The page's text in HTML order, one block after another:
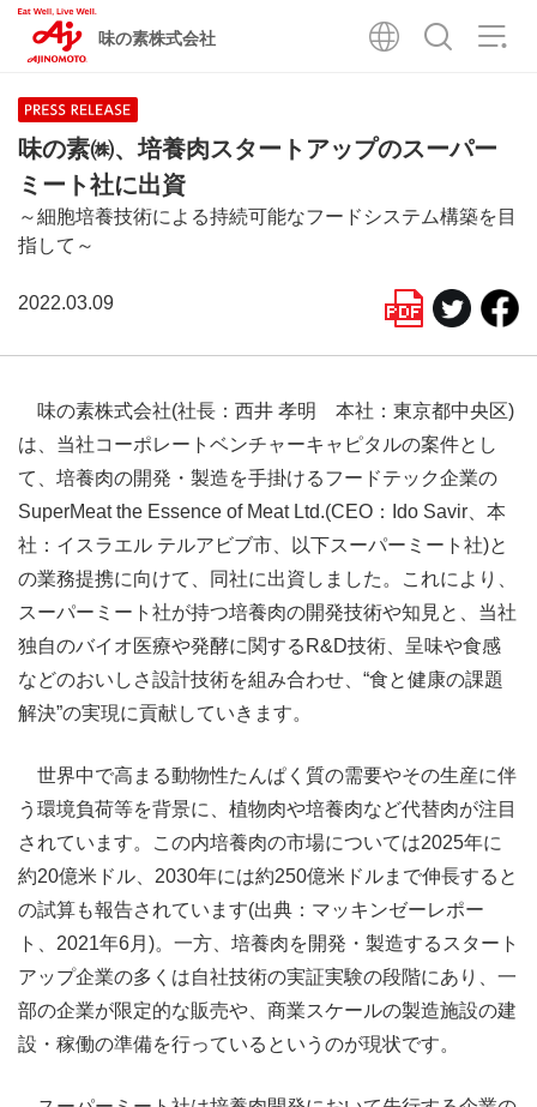
味の素株式会社
味の素㈱、培養肉スタートアップのスーパー
ミート社に出資
～細胞培養技術による持続可能なフードシステム構築を目
指して～
2022.03.09
味の素株式会社(社長：西井 孝明 本社：東京都中央区)
は、当社コーポレートベンチャーキャピタルの案件とし
て、培養肉の開発・製造を手掛けるフードテック企業の
SuperMeat the Essence of Meat Ltd.(CEO：Ido Savir、本
社：イスラエル テルアビブ市、以下スーパーミート社)と
の業務提携に向けて、同社に出資しました。これにより、
スーパーミート社が持つ培養肉の開発技術や知見と、当社
独自のバイオ医療や発酵に関するR&D技術、呈味や食感
などのおいしさ設計技術を組み合わせ、“食と健康の課題
解決”の実現に貢献していきます。
世界中で高まる動物性たんぱく質の需要やその生産に伴
う環境負荷等を背景に、植物肉や培養肉など代替肉が注目
されています。この内培養肉の市場については2025年に
約20億米ドル、2030年には約250億米ドルまで伸長すると
の試算も報告されています(出典：マッキンゼーレポー
ト、2021年6月)。一方、培養肉を開発・製造するスタート
アップ企業の多くは自社技術の実証実験の段階にあり、一
部の企業が限定的な販売や、商業スケールの製造施設の建
設・稼働の準備を行っているというのが現状です。